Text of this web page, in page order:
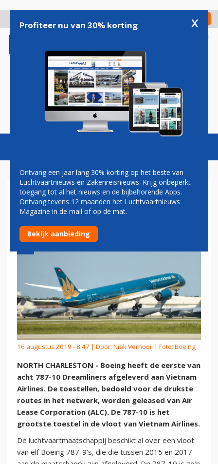
gaan
Check in
Magazine Podcasts Vacatures
BOEING LEVERT EERSTE 787-
10 AAN VIETNAM AIRLINES
16 augustus 2019 - 8:47 | Door: Niek Vernooij | Foto: Boeing
NORTH CHARLESTON - Boeing heeft de eerste van
acht 787-10 Dreamliners afgeleverd aan Vietnam
Airlines. De toestellen, bedoeld voor de drukste
routes in het netwerk, worden geleased van Air
Lease Corporation (ALC). De 787-10 is het
grootste toestel in de vloot van Vietnam Airlines.
De luchtvaartmaatschappij beschikt al over een vloot
van elf Boeing 787-9’s, die die tussen 2015 en 2017
Profiteer nu van 30% korting x
Ontvang een jaar lang 30% korting op het beste van
Luchtvaartnieuws en Zakenreisnieuws. Krijg onbeperkt
toegang tot al het nieuws en de bijbehorende Apps.
Ontvang tevens 12 maanden het Luchtvaartnieuws
Magazine in de mail of op de mat.
Bekijk aanbieding